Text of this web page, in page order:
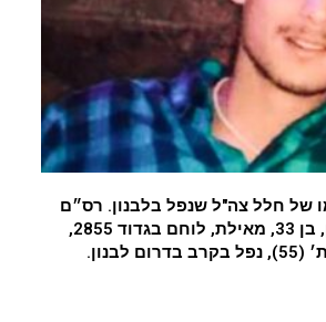
מקומו ערב ערב נפטר
של חלל צה"ל שנפל בלבנון. רס״ם
(מיל׳) תמיר וקנין, בן 33, מאילת, לוחם בגדוד 2855,
לבנון.